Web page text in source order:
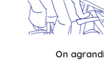
On